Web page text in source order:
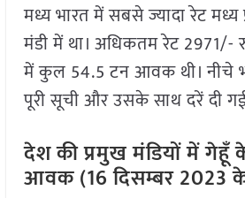
मध्य भारत में सबसे ज्यादा रेट मध्य
मंडी में था। अधिकतम रेट 2971/-
में कुल 54.5 टन आवक थी। नीचे
पूरी सूची और उसके साथ दरें दी
देश की प्रमुख मंडियों में गेहूँ
आवक (16 दिसम्बर 2023